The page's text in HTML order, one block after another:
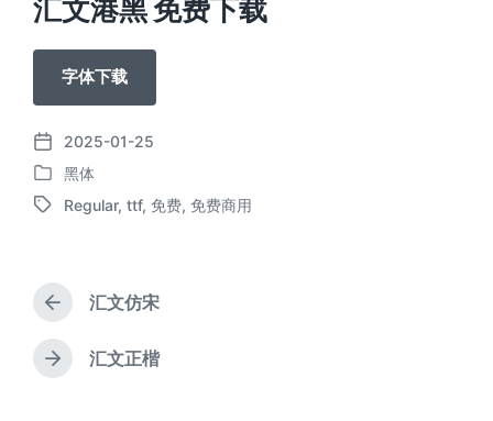
汇文港黑 免费下载
字体下载
发
布
日
2025-01-25
发
布
黑体
标
Regular, ttf, 免费, 免费商用
上
篇
文
章
汇文仿宋
下
汇文正楷